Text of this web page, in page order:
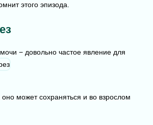
этого эпизода.
− довольно частое явление для
может сохраняться и во взрослом